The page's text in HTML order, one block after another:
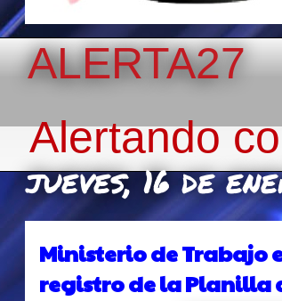
ALERTA27
Alertando
jueves, 16 de
Ministerio de Trabajo
registro de la Planilla